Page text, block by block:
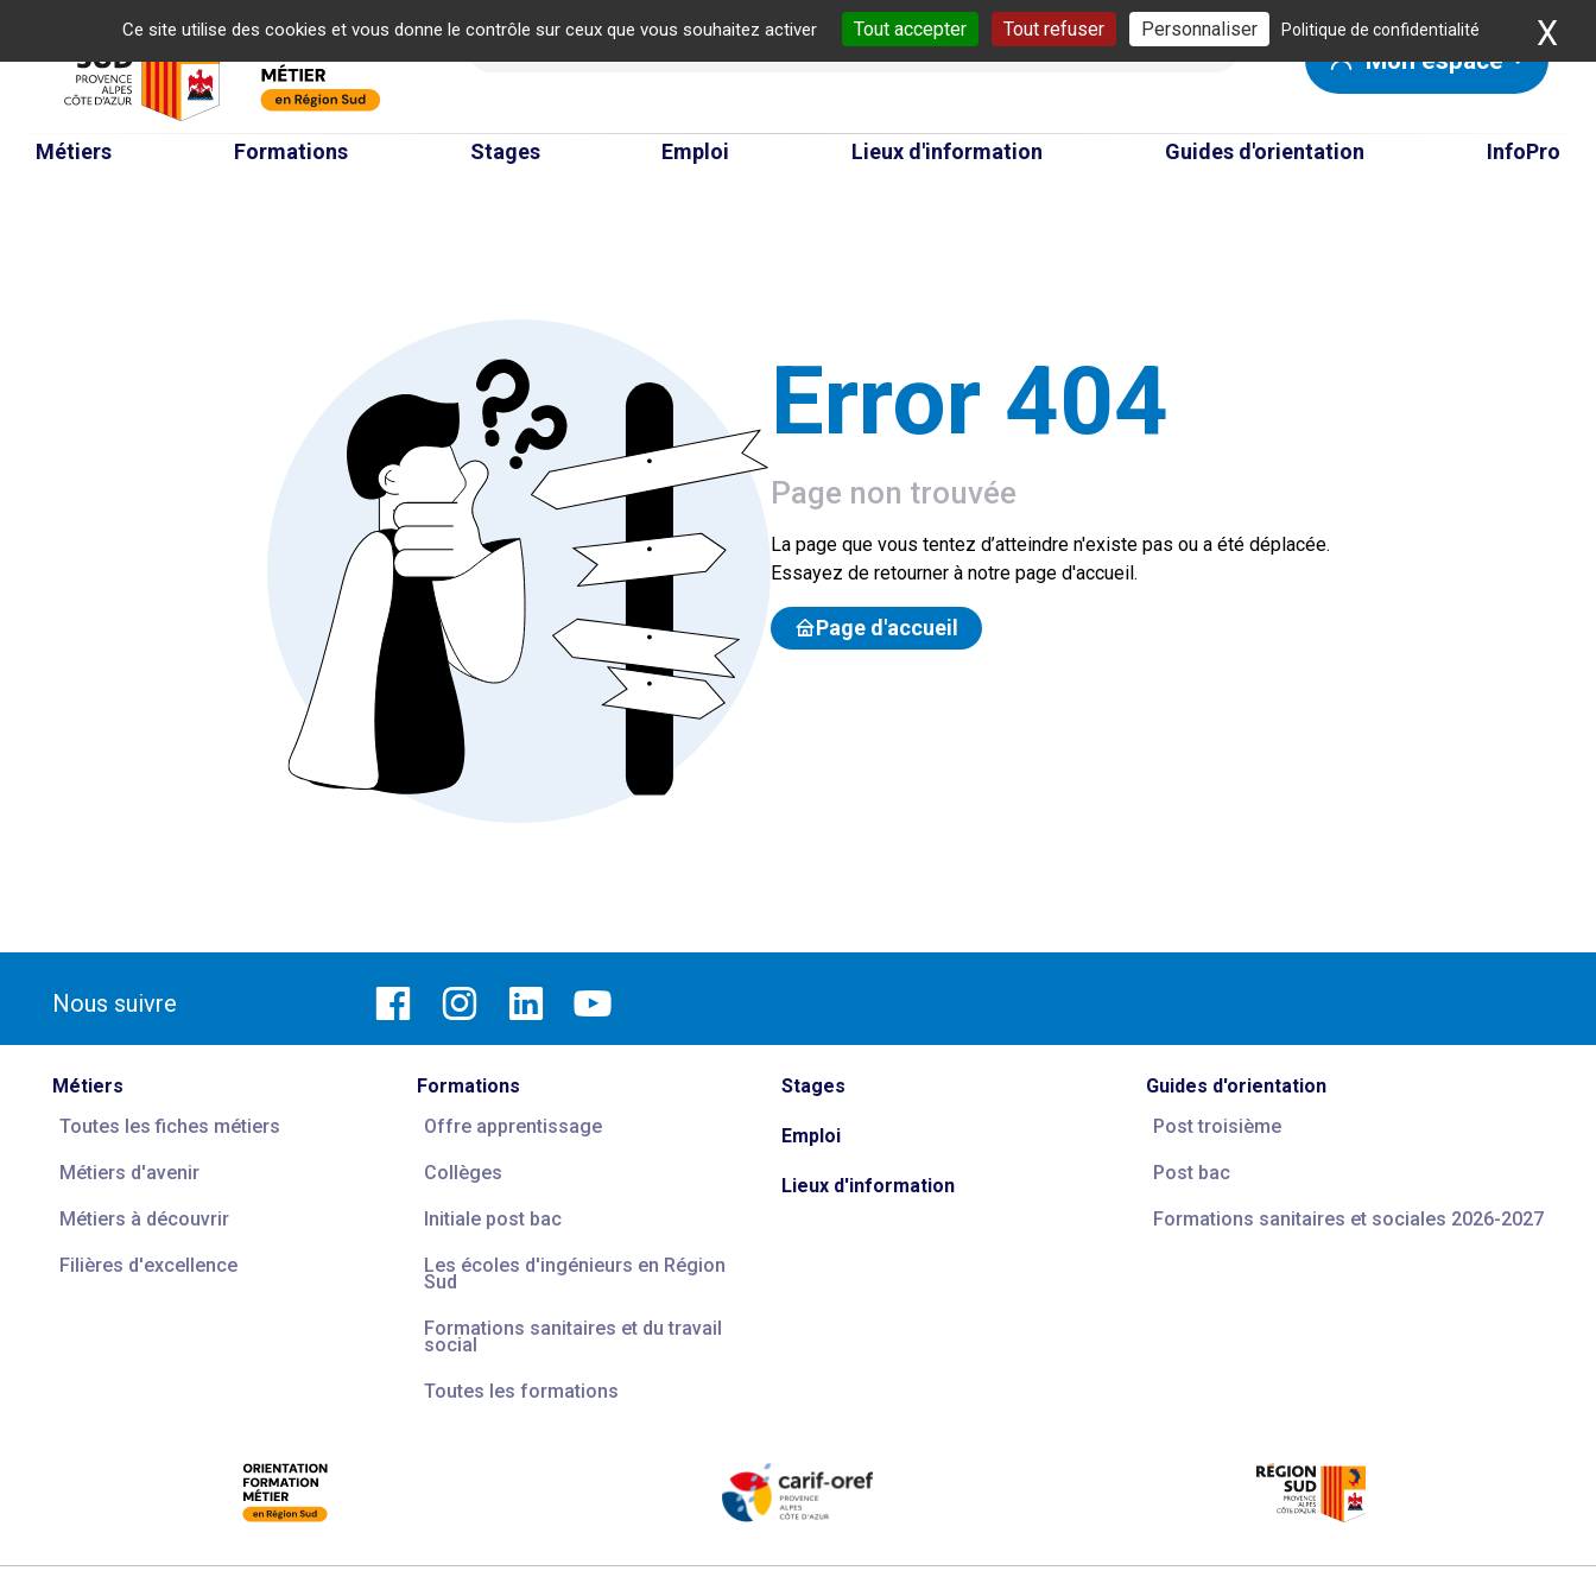
Ce site utilise des cookies et vous donne le contrôle sur ceux que vous souhaitez activer Tout accepter Tout refuser Personnaliser Politique de confidentialité X
Mon espace
Métiers Formations Stages Emploi Lieux d'information Guides d'orientation InfoPro
Error 404
Page non trouvée
La page que vous tentez d’atteindre n'existe pas ou a été déplacée.
Essayez de retourner à notre page d'accueil.
Page d'accueil
Nous suivre
Métiers
Toutes les fiches métiers
Métiers d'avenir
Métiers à découvrir
Filières d'excellence
Formations
Offre apprentissage
Collèges
Initiale post bac
Les écoles d'ingénieurs en Région
Sud
Formations sanitaires et du travail
social
Toutes les formations
Stages
Emploi
Lieux d'information
Guides d'orientation
Post troisième
Post bac
Formations sanitaires et sociales 2026-2027